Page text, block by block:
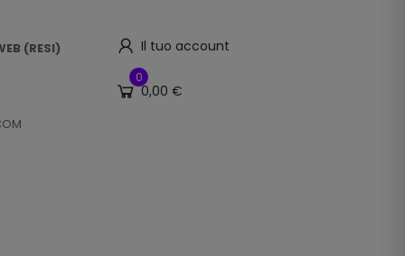
(RESI)
Il tuo account
0
0,00 €